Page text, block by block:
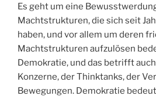
Es geht um eine
Machtstrukturen, die sich seit
haben, und vor allem um deren
Machtstrukturen aufzulösen
Demokratie, und das betrifft
Konzerne, der Thinktanks, der
Bewegungen. Demokratie